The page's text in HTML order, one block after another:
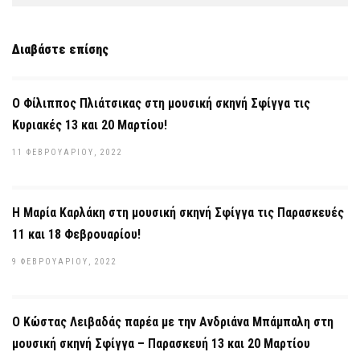
Διαβάστε επίσης
O Φίλιππος Πλιάτσικας στη μουσική σκηνή Σφίγγα τις
Κυριακές 13 και 20 Μαρτίου!
11 ΦΕΒΡΟΥΑΡΊΟΥ, 2022
Η Μαρία Καρλάκη στη μουσική σκηνή Σφίγγα τις Παρασκευές
11 και 18 Φεβρουαρίου!
9 ΦΕΒΡΟΥΑΡΊΟΥ, 2022
Ο Κώστας Λειβαδάς παρέα με την Ανδριάνα Μπάμπαλη στη
μουσική σκηνή Σφίγγα – Παρασκευή 13 και 20 Μαρτίου